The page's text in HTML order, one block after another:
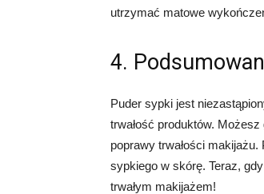
utrzymać matowe
4.
Puder sypki jest
trwałość produktów.
poprawy trwałości
sypkiego w skórę. Teraz,
trwałym makijażem!